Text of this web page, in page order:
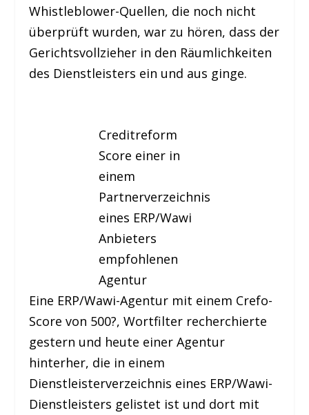
Whistleblower-Quellen, die noch nicht
überprüft wurden, war zu hören, dass der
Gerichtsvollzieher in den Räumlichkeiten
des Dienstleisters ein und aus ginge.
Creditreform
Score einer in
einem
Partnerverzeichnis
eines ERP/Wawi
Anbieters
empfohlenen
Agentur
Eine ERP/Wawi-Agentur mit einem Crefo-
Score von 500?, Wortfilter recherchierte
gestern und heute einer Agentur
hinterher, die in einem
Dienstleisterverzeichnis eines ERP/Wawi-
Dienstleisters gelistet ist und dort mit